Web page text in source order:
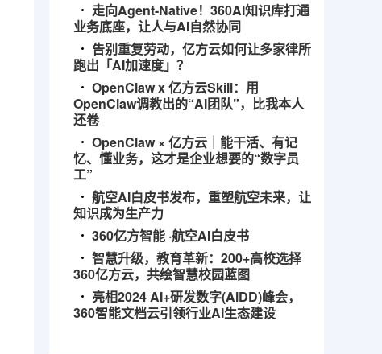
走向Agent-Native！360AI知识库打通
业务底座，让人与AI自然协同
告别重复劳动，亿方云如何让多家律所
跑出「AI加速度」？
OpenClaw x 亿方云Skill：用
OpenClaw调教出的“AI团队”，比我本人
还卷
OpenClaw × 亿方云｜能干活、有记
忆、懂业务，这才是企业想要的“数字员
工”
航空AI白皮书发布，重塑航空未来，让
知识成为生产力
360亿方智能 ·航空AI白皮书
智慧升级，教育革新：200+高校选择
360亿方云，共绘智慧校园蓝图
亮相2024 AI+研发数字(AiDD)峰会，
360智能文档云引领行业AI生态建设